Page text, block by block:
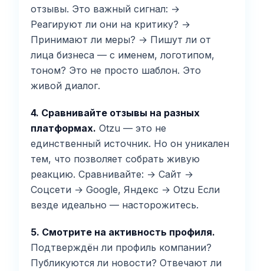
отзывы. Это важный сигнал: →
Реагируют ли они на критику? →
Принимают ли меры? → Пишут ли от
лица бизнеса — с именем, логотипом,
тоном? Это не просто шаблон. Это
живой диалог.
4. Сравнивайте отзывы на разных
платформах. Otzu — это не
единственный источник. Но он уникален
тем, что позволяет собрать живую
реакцию. Сравнивайте: → Сайт →
Соцсети → Google, Яндекс → Otzu Если
везде идеально — насторожитесь.
5. Смотрите на активность профиля.
Подтверждён ли профиль компании?
Публикуются ли новости? Отвечают ли